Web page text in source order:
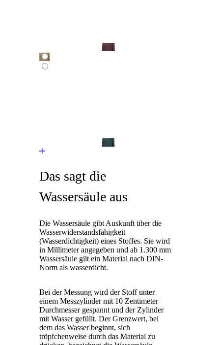
Das sagt die
Wassersäule aus
Die Wassersäule gibt Auskunft über die
Wasserwiderstandsfähigkeit
(Wasserdichtigkeit) eines Stoffes. Sie wird
in Millimeter angegeben und ab 1.300 mm
Wassersäule gilt ein Material nach DIN-
Norm als wasserdicht.
Bei der Messung wird der Stoff unter
einem Messzylinder mit 10 Zentimeter
Durchmesser gespannt und der Zylinder
mit Wasser gefüllt. Der Grenzwert, bei
dem das Wasser beginnt, sich
tröpfchenweise durch das Material zu